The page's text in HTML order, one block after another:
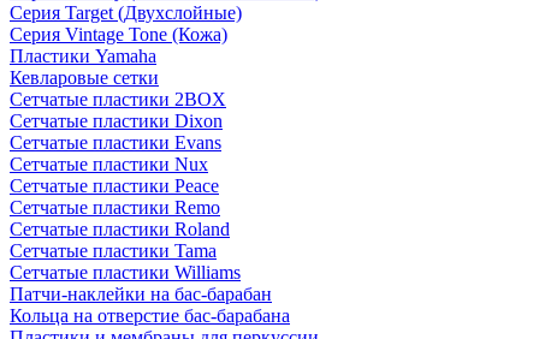
Серия Target (Двухслойные)
Серия Vintage Tone (Кожа)
Пластики Yamaha
Кевларовые сетки
Сетчатые пластики 2BOX
Сетчатые пластики Dixon
Сетчатые пластики Evans
Сетчатые пластики Nux
Сетчатые пластики Peace
Сетчатые пластики Remo
Сетчатые пластики Roland
Сетчатые пластики Tama
Сетчатые пластики Williams
Патчи-наклейки на бас-барабан
Кольца на отверстие бас-барабана